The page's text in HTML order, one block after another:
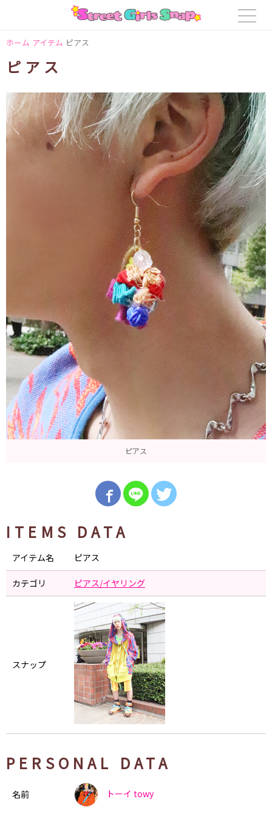
ホーム アイテム ピアス
ピアス
ピアス
ITEMS DATA
アイテム名 ピアス
カテゴリ ピアス/イヤリング
スナップ
PERSONAL DATA
名前 トーイ towy